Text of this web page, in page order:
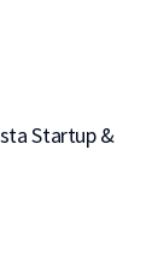
Startup &